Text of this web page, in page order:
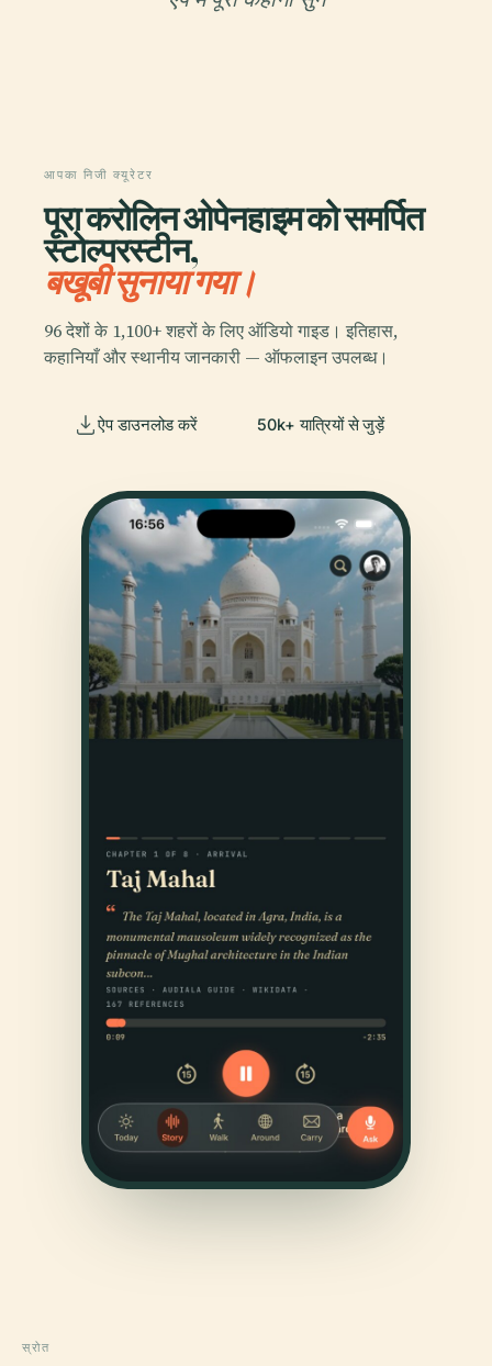
आपका निजी क्यूरेटर
पूरा करोलिन ओपेनहाइम को समर्पित
स्टोल्परस्टीन,
बखूबी सुनाया गया।
96 देशों के 1,100+ शहरों के लिए ऑडियो गाइड। इतिहास,
कहानियाँ और स्थानीय जानकारी — ऑफलाइन उपलब्ध।
ऐप डाउनलोड करें 50k+ यात्रियों से जुड़ें
स्रोत